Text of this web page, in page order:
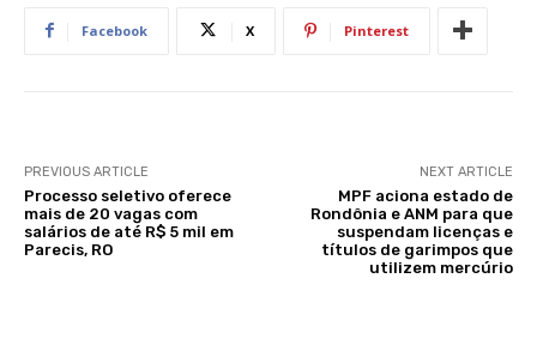
Facebook X Pinterest
PREVIOUS ARTICLE
Processo seletivo oferece
mais de 20 vagas com
salários de até R$ 5 mil em
Parecis, RO
NEXT ARTICLE
MPF aciona estado de
Rondônia e ANM para que
suspendam licenças e
títulos de garimpos que
utilizem mercúrio